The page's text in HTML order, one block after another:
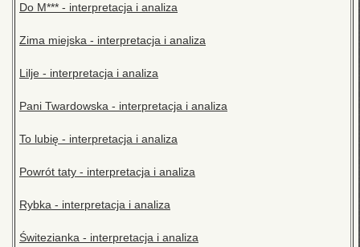
Do M*** - interpretacja i analiza
Zima miejska - interpretacja i analiza
Lilje - interpretacja i analiza
Pani Twardowska - interpretacja i analiza
To lubię - interpretacja i analiza
Powrót taty - interpretacja i analiza
Rybka - interpretacja i analiza
Świtezianka - interpretacja i analiza